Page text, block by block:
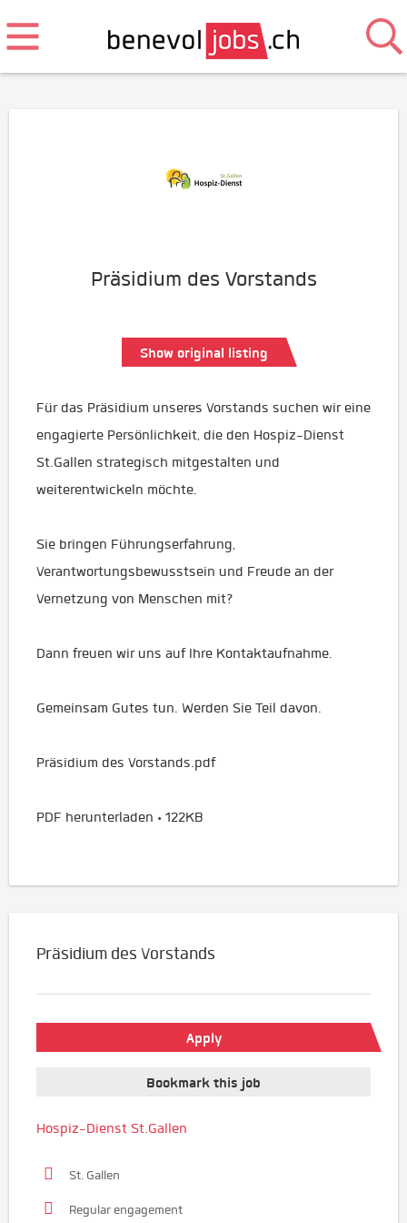
Präsidium des Vorstands
Show original listing
Für das Präsidium unseres Vorstands suchen wir eine
engagierte Persönlichkeit, die den Hospiz-Dienst
St.Gallen strategisch mitgestalten und
weiterentwickeln möchte.
Sie bringen Führungserfahrung,
Verantwortungsbewusstsein und Freude an der
Vernetzung von Menschen mit?
Dann freuen wir uns auf Ihre Kontaktaufnahme.
Gemeinsam Gutes tun. Werden Sie Teil davon.
Präsidium des Vorstands.pdf
PDF herunterladen • 122KB
Präsidium des Vorstands
Apply
Bookmark this job
Hospiz-Dienst St.Gallen
St. Gallen
Regular engagement